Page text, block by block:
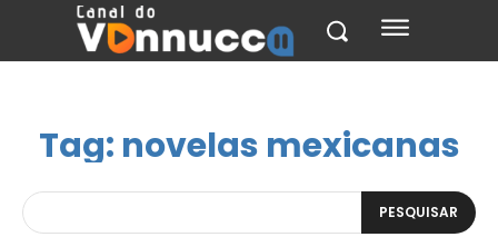
Tag: novelas mexicanas
PESQUISAR